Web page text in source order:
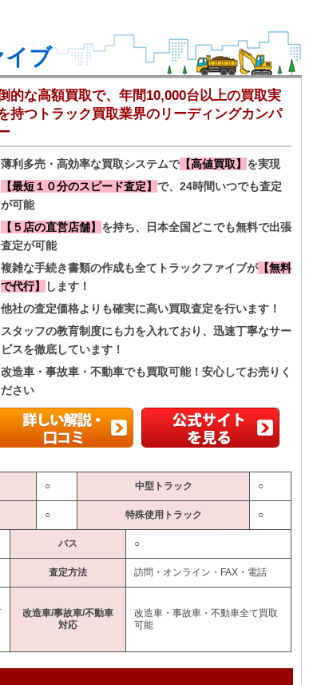
イブ
的な高額買取で、年間10,000台以上の買取実
持つトラック買取業界のリーディングカンパ
薄利多売・高効率な買取システムで 【高値買取】 を実現
【最短１０分のスピード査定】 で、24時間いつでも査定
が可能
【５店の直営店舗】 を持ち、日本全国どこでも無料で出張
査定が可能
複雑な手続き書類の作成も全てトラックファイブが 【無料
で代行】
します！
他社の査定価格よりも確実に高い買取査定を行います！
スタッフの教育制度にも力を入れており、迅速丁寧なサー
ビスを徹底しています！
改造車・事故車・不動車でも買取可能！安心してお売りく
ださい
○ 中型トラック ○
○ 特殊使用トラック ○
バス ○
査定方法 訪問・オンライン・FAX・電話
改造車/事故車/不動車
対応
改造車・事故車・不動車全て買取
可能